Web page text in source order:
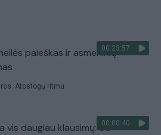
00:23:57
paieškas ir asmeninių
Atostogų ritmu
00:00:40
vis daugiau klausimų: du